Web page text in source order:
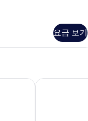
요금 보기
인트라다호텔